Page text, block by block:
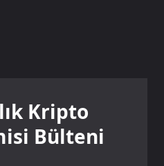
Kripto
Bülteni